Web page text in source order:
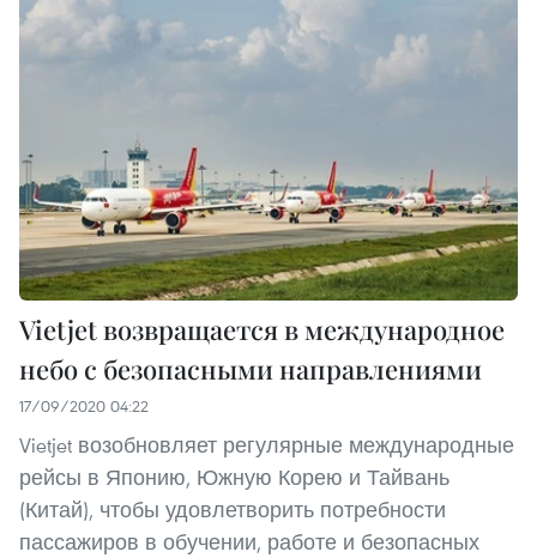
Vietjet возвращается в международное
небо с безопасными направлениями
17/09/2020 04:22
Vietjet возобновляет регулярные международные
рейсы в Японию, Южную Корею и Тайвань
(Китай), чтобы удовлетворить потребности
пассажиров в обучении, работе и безопасных